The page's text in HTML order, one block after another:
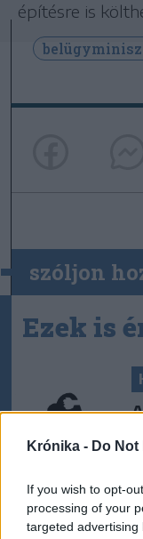
Krónika - Do
If you wish to opt-
processing of your
targeted
építésre is
szóljon
Ezek is